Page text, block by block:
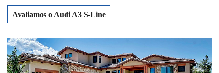
Avaliamos o Audi A3 S-Line